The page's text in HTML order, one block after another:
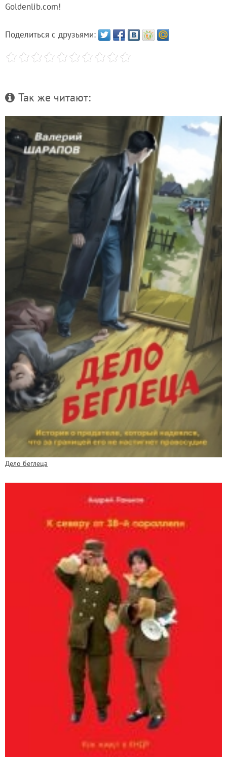
Goldenlib.com!
Поделиться с друзьями:
Так же читают:
Дело беглеца